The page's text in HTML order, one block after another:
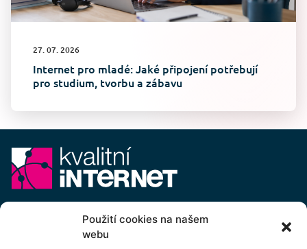
Použití cookies na našem
webu
27. 07. 2026
Internet pro mladé: Jaké připojení potřebují
pro studium, tvorbu a zábavu
info@kvalitni-internet.cz
pobočného spolku Kvalitní internet ICTP, z.s.